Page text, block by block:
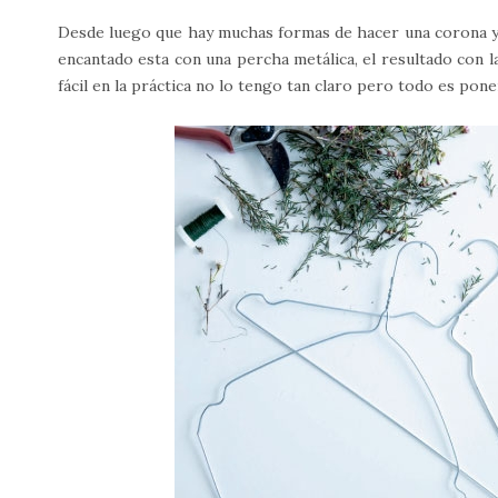
Desde luego que hay muchas formas de hacer una
encantado esta con una percha metálica, el resultado
fácil en la práctica no lo tengo tan claro pero todo es